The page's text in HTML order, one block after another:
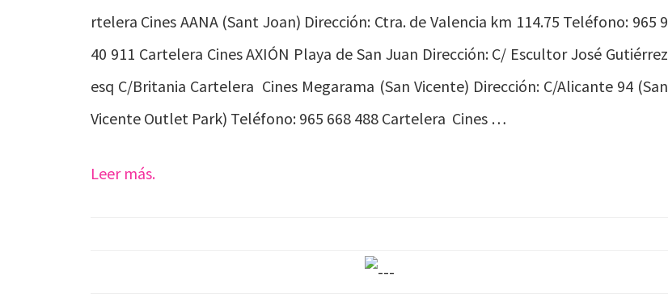
rtelera Cines AANA (Sant Joan) Dirección: Ctra. de Valencia km 114.75 Teléfono: 965 9
40 911 Cartelera Cines AXIÓN Playa de San Juan Dirección: C/ Escultor José Gutiérrez
esq C/Britania Cartelera Cines Megarama (San Vicente) Dirección: C/Alicante 94 (San
Vicente Outlet Park) Teléfono: 965 668 488 Cartelera Cines …
Leer más.